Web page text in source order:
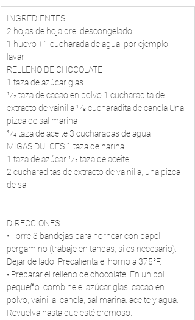
INGREDIENTES
2 hojas de hojaldre, descongelado
1 huevo +1 cucharada de agua. por ejemplo,
lavar
RELLENO DE CHOCOLATE
1 taza de azúcar glas
1⁄2 taza de cacao en polvo 1 cucharadita de
extracto de vainilla 1⁄8 cucharadita de canela Una
pizca de sal marina
1⁄4 taza de aceite 3 cucharadas de agua
MIGAS DULCES 1 taza de harina
1 taza de azúcar 1⁄2 taza de aceite
2 cucharaditas de extracto de vainilla, una pizca
de sal
DIRECCIONES
• Forre 3 bandejas para hornear con papel
pergamino (trabaje en tandas, si es necesario).
Dejar de lado. Precalienta el horno a 375°F.
• Preparar el relleno de chocolate. En un bol
pequeño. combine el azúcar glas. cacao en
polvo, vainilla, canela, sal marina. aceite y agua.
Revuelva hasta que esté cremoso.